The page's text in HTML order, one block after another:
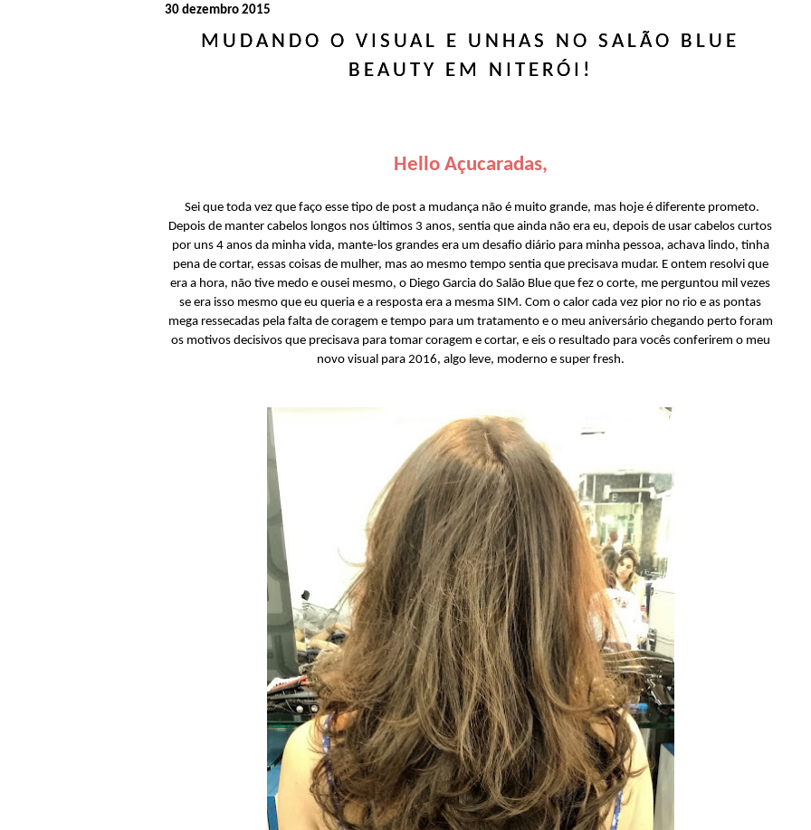
30 dezembro 2015
MUDANDO O VISUAL E UNHAS NO SALÃO BLUE
BEAUTY EM NITERÓI!
Hello Açucaradas,
Sei que toda vez que faço esse tipo de post a mudança não é muito grande, mas hoje é diferente prometo.
Depois de manter cabelos longos nos últimos 3 anos, sentia que ainda não era eu, depois de usar cabelos curtos
por uns 4 anos da minha vida, mante-los grandes era um desafio diário para minha pessoa, achava lindo, tinha
pena de cortar, essas coisas de mulher, mas ao mesmo tempo sentia que precisava mudar. E ontem resolvi que
era a hora, não tive medo e ousei mesmo, o Diego Garcia do Salão Blue que fez o corte, me perguntou mil vezes
se era isso mesmo que eu queria e a resposta era a mesma SIM. Com o calor cada vez pior no rio e as pontas
mega ressecadas pela falta de coragem e tempo para um tratamento e o meu aniversário chegando perto foram
os motivos decisivos que precisava para tomar coragem e cortar, e eis o resultado para vocês conferirem o meu
novo visual para 2016, algo leve, moderno e super fresh.